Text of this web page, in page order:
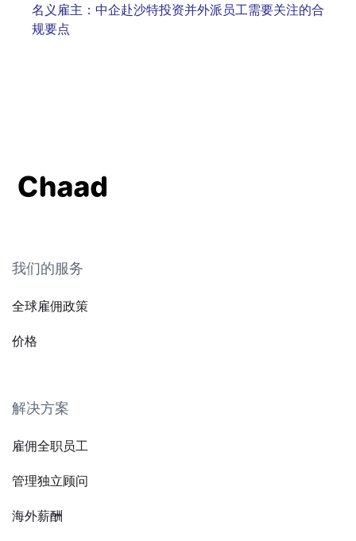
名义雇主：中企赴沙特投资并外派员工需要关注的合
规要点
我们的服务
全球雇佣政策
价格
解决方案
雇佣全职员工
管理独立顾问
海外薪酬